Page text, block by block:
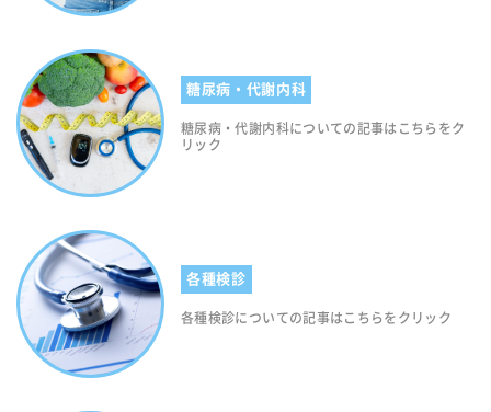
糖尿病・代謝内科
糖尿病・代謝内科についての記事はこちらをク
リック
各種検診
各種検診についての記事はこちらをクリック